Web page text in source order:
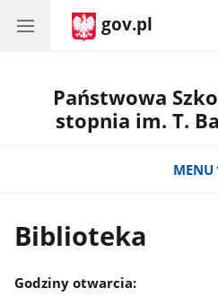
gov.pl
Państwowa
stopnia im. T.
MENU
Biblioteka
Godziny otwarcia: